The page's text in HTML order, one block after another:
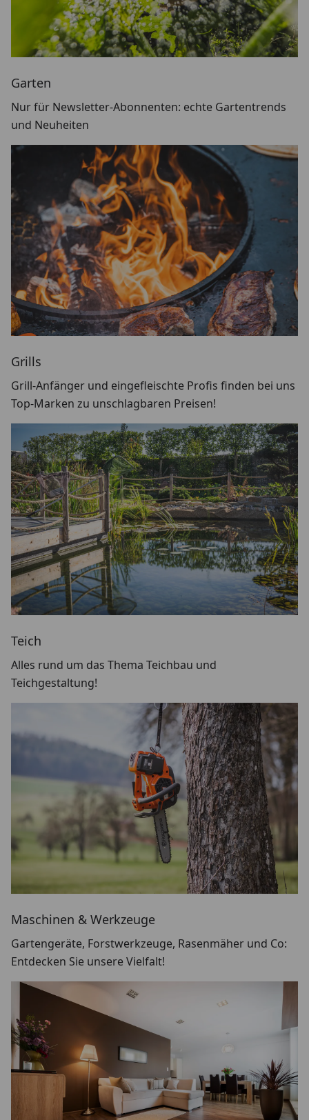
Garten
Nur für Newsletter-Abonnenten: echte Gartentrends
und Neuheiten
Grills
Grill-Anfänger und eingefleischte Profis finden bei uns
Top-Marken zu unschlagbaren Preisen!
Teich
Alles rund um das Thema Teichbau und
Teichgestaltung!
Maschinen & Werkzeuge
Gartengeräte, Forstwerkzeuge, Rasenmäher und Co:
Entdecken Sie unsere Vielfalt!